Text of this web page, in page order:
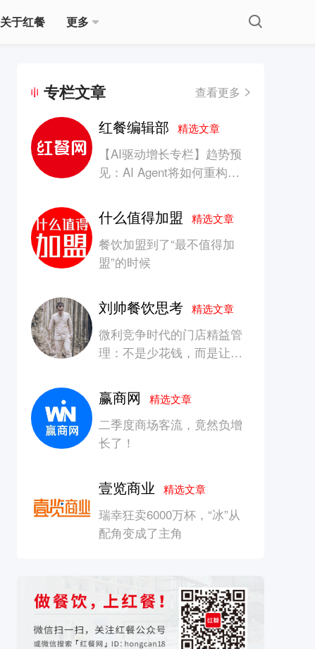
关于红餐 更多
专栏文章 查看更多
红餐编辑部精选文章
【AI驱动增长专栏】趋势预
见：AI Agent将如何重构消
什么值得加盟精选文章
餐饮加盟到了“最不值得加
盟”的时候
刘帅餐饮思考精选文章
微利竞争时代的门店精益管
理：不是少花钱，而是让每
赢商网精选文章
二季度商场客流，竟然负增
长了！
壹览商业精选文章
瑞幸狂卖6000万杯，“冰”从
配角变成了主角